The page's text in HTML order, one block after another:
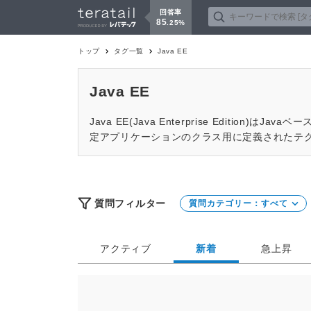
回答率
85 25%
トップ タグ一覧 Java EE
Java EE
Java EE(Java Enterprise Edition)はJavaベー
定アプリケーションのクラス用に定義された
質問フィルター 質問カテゴリー： すべて
アクティブ 新着 急上昇